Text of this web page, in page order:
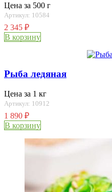
Цена за 500 г
Артикул: 10584
2 345 ₽
В корзину
Рыба ледяная
Цена за 1 кг
Артикул: 10912
1 890 ₽
В корзину